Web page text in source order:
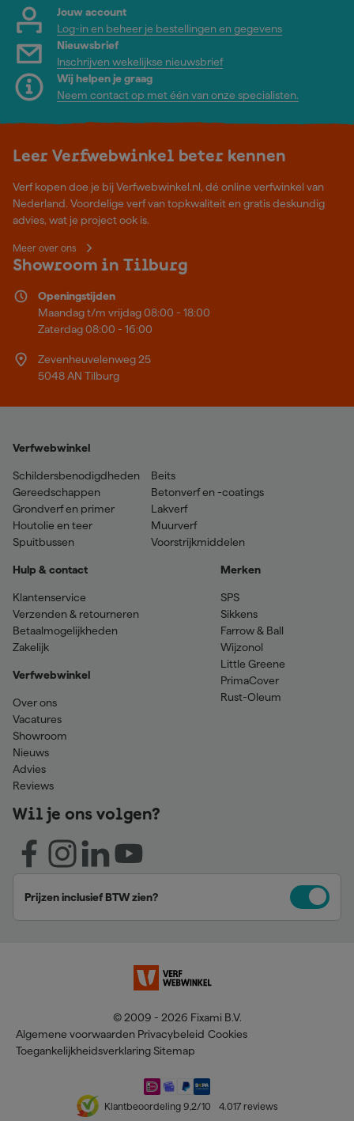
Jouw account
Log-in en beheer je bestellingen en gegevens
Nieuwsbrief
Inschrijven wekelijkse nieuwsbrief
Wij helpen je graag
Neem contact op met één van onze specialisten.
Leer Verfwebwinkel beter kennen
Verf kopen doe je bij Verfwebwinkel.nl, dé online verfwinkel van
Nederland. Voordelige verf van topkwaliteit en gratis deskundig
advies, wat je project ook is.
Meer over ons
Showroom in Tilburg
Openingstijden
Maandag t/m vrijdag 08:00 - 18:00
Zaterdag 08:00 - 16:00
Zevenheuvelenweg 25
5048 AN Tilburg
Verfwebwinkel
Schildersbenodigdheden
Gereedschappen
Grondverf en primer
Houtolie en teer
Spuitbussen
Beits
Betonverf en -coatings
Lakverf
Muurverf
Voorstrijkmiddelen
Hulp & contact
Klantenservice
Verzenden & retourneren
Betaalmogelijkheden
Zakelijk
Verfwebwinkel
Over ons
Vacatures
Showroom
Nieuws
Advies
Reviews
Merken
SPS
Sikkens
Farrow & Ball
Wijzonol
Little Greene
PrimaCover
Rust-Oleum
Wil je ons volgen?
Prijzen inclusief BTW zien?
© 2009 - 2026 Fixami B.V.
Algemene voorwaarden Privacybeleid Cookies
Toegankelijkheidsverklaring Sitemap
Klantbeoordeling 9,2/10 4.017 reviews